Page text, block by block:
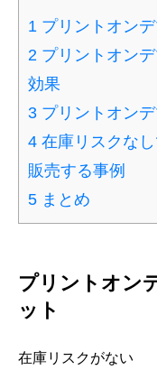
1 プリントオン
2 プリントオン
効果
3 プリントオン
4 在庫リスクな
販売する事例
5 まとめ
プリントオン
ット
在庫リスクがない